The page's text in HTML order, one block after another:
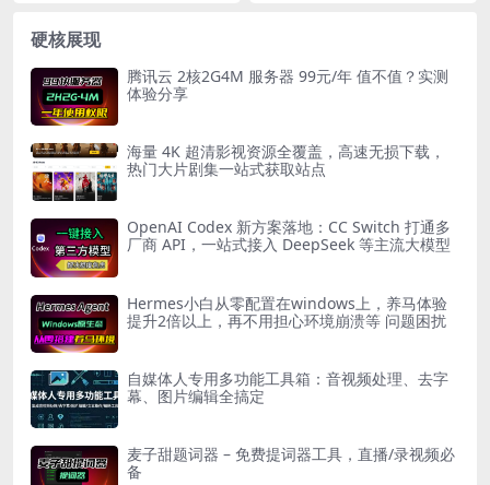
硬核展现
腾讯云 2核2G4M 服务器 99元/年 值不值？实测
体验分享
海量 4K 超清影视资源全覆盖，高速无损下载，
热门大片剧集一站式获取站点
OpenAI Codex 新方案落地：CC Switch 打通多
厂商 API，一站式接入 DeepSeek 等主流大模型
Hermes小白从零配置在windows上，养马体验
提升2倍以上，再不用担心环境崩溃等 问题困扰
自媒体人专用多功能工具箱：音视频处理、去字
幕、图片编辑全搞定
麦子甜题词器 – 免费提词器工具，直播/录视频必
备